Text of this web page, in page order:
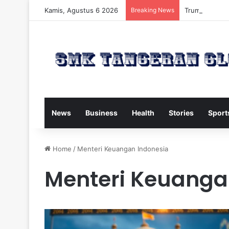
Kamis, Agustus 6 2026 Breaking News Trump Kirim
News Business Health Stories
Home / Menteri Keuangan Indonesia
Menteri